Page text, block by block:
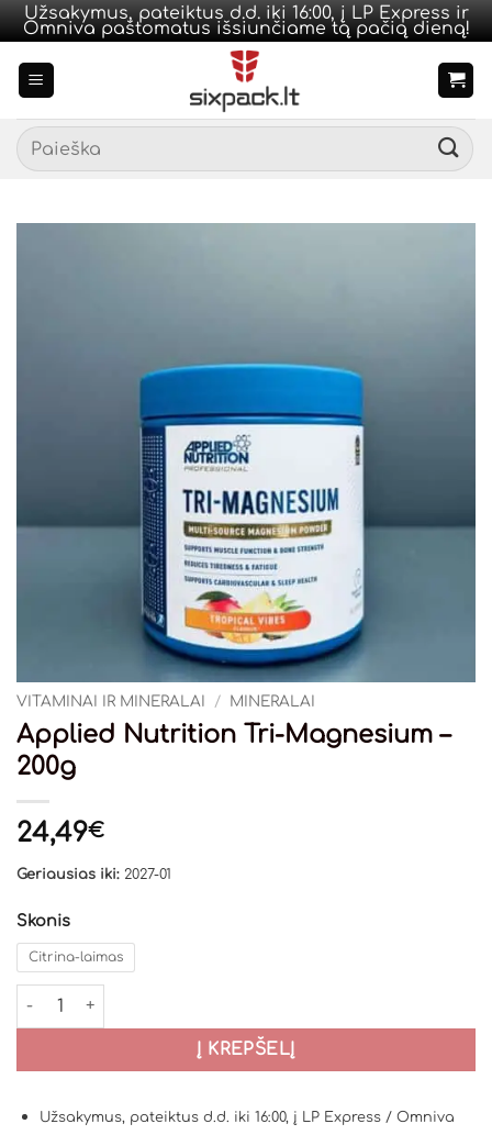
Užsakymus, pateiktus d.d. iki 16:00, į LP Express ir
Omniva paštomatus išsiunčiame tą pačią dieną!
Ieškoti:
VITAMINAI IR MINERALAI / MINERALAI
Applied Nutrition Tri-Magnesium –
200g
24,49€
Geriausias iki: 2027-01
Skonis
Citrina-laimas
produkto kiekis: Applied Nutrition Tri-Magnesium - 200g
Į KREPŠELĮ
Užsakymus, pateiktus d.d. iki 16:00, į LP Express / Omniva